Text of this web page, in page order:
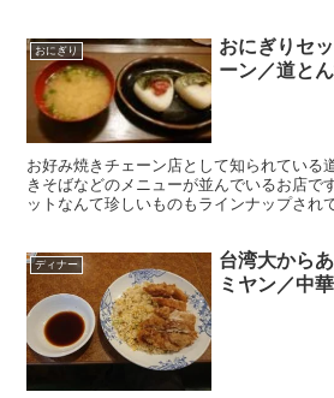
おにぎり
おにぎりセ
ーン／道とん
お好み焼きチェーン店として知られている
きそばなどのメニューが並んでいるお店で
ットなんて珍しいものもラインナップされ
ディナー
台湾大から
ミヤン／中